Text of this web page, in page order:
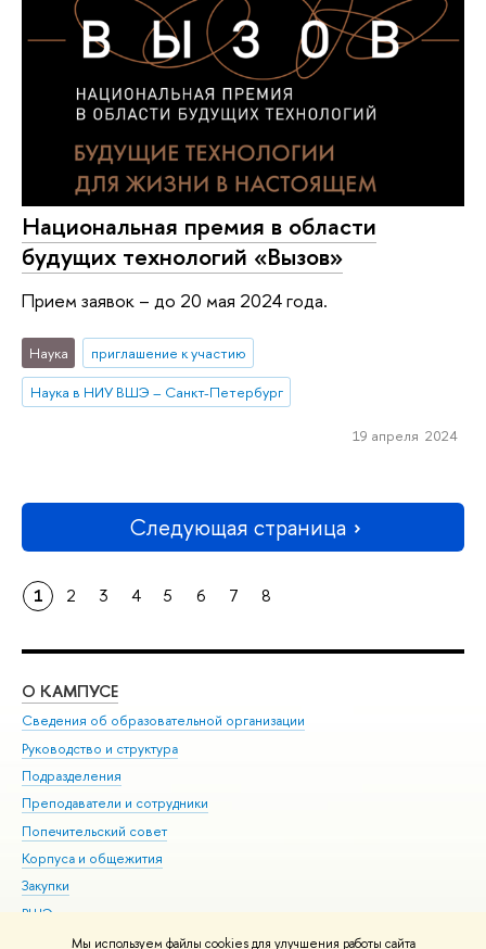
Мы используем файлы cookies для улучшения работы сайта
Национальная премия в области
будущих технологий «Вызов»
Прием заявок – до 20 мая 2024 года.
Наука
приглашение к участию
Наука в НИУ ВШЭ – Санкт-Петербург
19 апреля 2024
Следующая страница
1 2 3 4 5 6 7 8
О КАМПУСЕ
Сведения об образовательной организации
Руководство и структура
Подразделения
Преподаватели и сотрудники
Попечительский совет
Корпуса и общежития
Закупки
ВШЭ для студентов с ограниченными возможностями
здоровья и инвалидностью